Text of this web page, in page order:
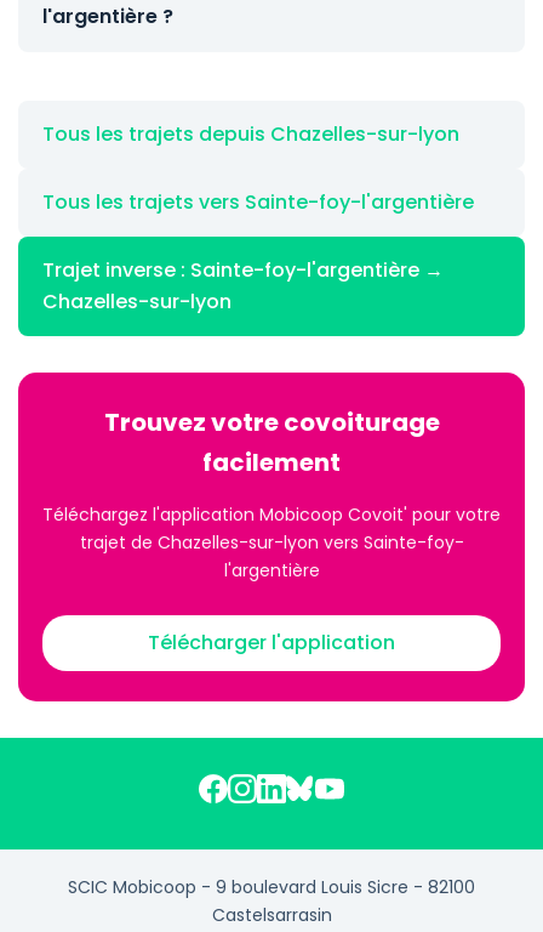
l'argentière ?
Tous les trajets depuis Chazelles-sur-lyon
Tous les trajets vers Sainte-foy-l'argentière
Trajet inverse : Sainte-foy-l'argentière →
Chazelles-sur-lyon
Trouvez votre covoiturage
facilement
Téléchargez l'application Mobicoop Covoit' pour votre
trajet de Chazelles-sur-lyon vers Sainte-foy-
l'argentière
Télécharger l'application
SCIC Mobicoop - 9 boulevard Louis Sicre - 82100
Castelsarrasin